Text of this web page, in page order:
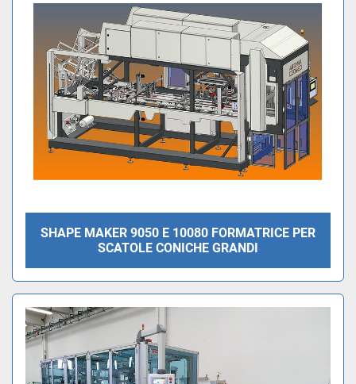
SHAPE MAKER 9050 E 10080 FORMATRICE PER
SCATOLE CONICHE GRANDI